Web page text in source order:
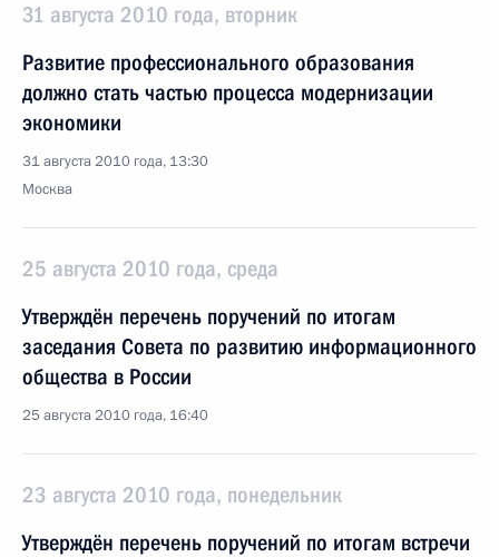
31 августа 2010 года, вторник
Развитие профессионального образования
должно стать частью процесса модернизации
экономики
31 августа 2010 года, 13:30
Москва
25 августа 2010 года, среда
Утверждён перечень поручений по итогам
заседания Совета по развитию информационного
общества в России
25 августа 2010 года, 16:40
23 августа 2010 года, понедельник
Утверждён перечень поручений по итогам встречи